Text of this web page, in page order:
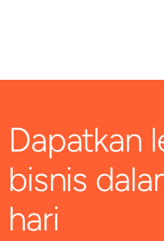
Dapatkan
bisnis
hari